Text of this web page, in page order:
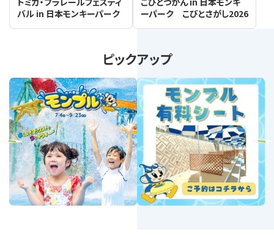
バル in 日本モンキーパーク
ーパーク こびとさがし2026
ピックアップ
Next